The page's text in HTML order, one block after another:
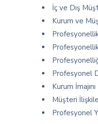
İç ve Dış
Kurum ve
Profesyonel
Kurum
Müşteri
Profesyonel